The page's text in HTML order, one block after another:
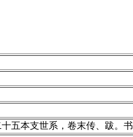
五本支世系，卷末传、跋。书